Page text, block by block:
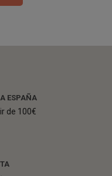
ESPAÑA
de 100€